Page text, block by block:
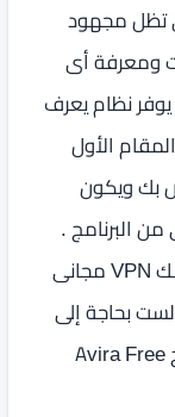
تظل مجهود
ومعرفة أى
نظام يعرف
الأول
بك ويكون
البرنامج .
ليس هذا كل شىء عن البرنامج، بل ويوفر لك VPN مجانى
أنت لست بحاجة إلى
تحميل برنامج vpn لإخفاء هويتك مع برنامج Avira Free